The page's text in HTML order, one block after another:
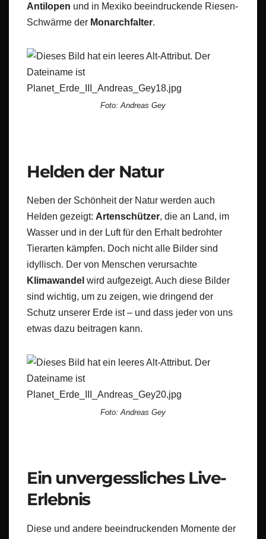
Antilopen und in Mexiko beeindruckende Riesen-
Schwärme der Monarchfalter.
Foto: Andreas Gey
Helden der Natur
Neben der Schönheit der Natur werden auch
Helden gezeigt: Artenschützer, die an Land, im
Wasser und in der Luft für den Erhalt bedrohter
Tierarten kämpfen. Doch nicht alle Bilder sind
idyllisch. Der von Menschen verursachte
Klimawandel wird aufgezeigt. Auch diese Bilder
sind wichtig, um zu zeigen, wie dringend der
Schutz unserer Erde ist – und dass jeder von uns
etwas dazu beitragen kann.
Foto: Andreas Gey
Ein unvergessliches Live-
Erlebnis
Diese und andere beeindruckenden Momente der